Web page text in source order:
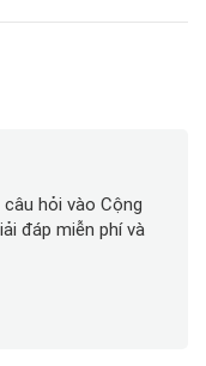
hỏi vào Cộng
đáp miễn phí và